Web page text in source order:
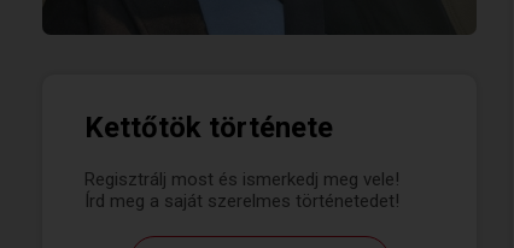
Kettőtök története
Regisztrálj most és ismerkedj meg vele!
Írd meg a saját szerelmes történetedet!